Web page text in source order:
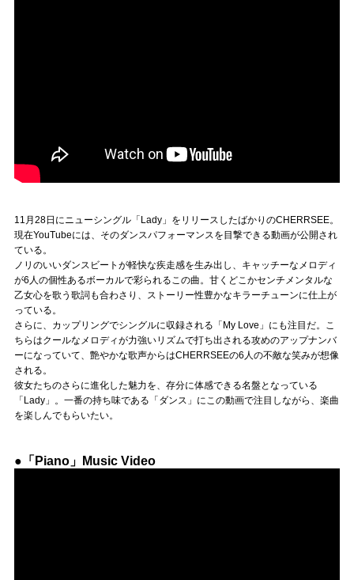
11月28日にニューシングル「Lady」をリリースしたばかりのCHERRSEE。
現在YouTubeには、そのダンスパフォーマンスを目撃できる動画が公開され
ている。
ノリのいいダンスビートが軽快な疾走感を生み出し、キャッチーなメロディ
が6人の個性あるボーカルで彩られるこの曲。甘くどこかセンチメンタルな
乙女心を歌う歌詞も合わさり、ストーリー性豊かなキラーチューンに仕上が
っている。
さらに、カップリングでシングルに収録される「My Love」にも注目だ。こ
ちらはクールなメロディが力強いリズムで打ち出される攻めのアップナンバ
ーになっていて、艶やかな歌声からはCHERRSEEの6人の不敵な笑みが想像
される。
彼女たちのさらに進化した魅力を、存分に体感できる名盤となっている
「Lady」。一番の持ち味である「ダンス」にこの動画で注目しながら、楽曲
を楽しんでもらいたい。
●「Piano」Music Video